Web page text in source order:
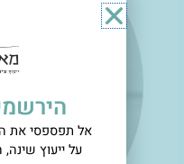
אל תפספסי את
על ייעוץ שינה,